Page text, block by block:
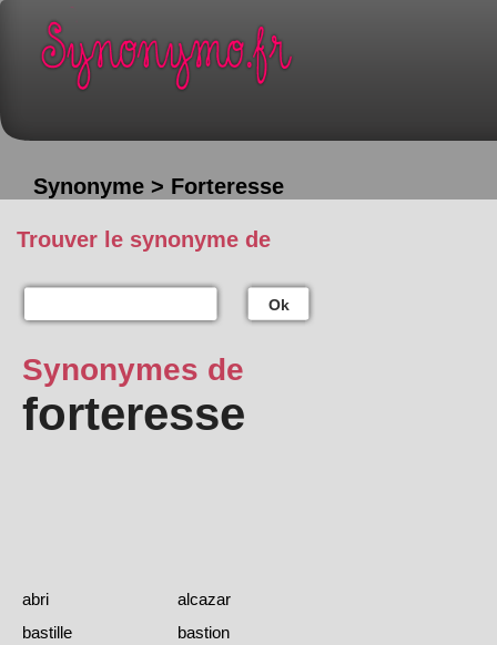
Synonyme > Forteresse
Trouver le synonyme de
Ok
Synonymes de
forteresse
abri
alcazar
bastille
bastion